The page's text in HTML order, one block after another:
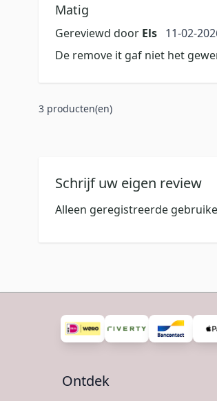
Matig
Gereviewd door Els 11
11-02-
De remove it gaf niet het
3 producten(en)
Schrijf uw eigen review
Alleen geregistreerde
Ontdek